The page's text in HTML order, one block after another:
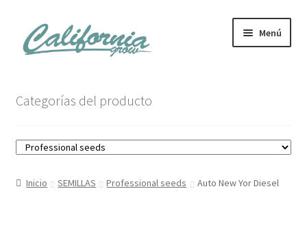
al
contenido
Menú
Carrito
Mi cuenta
Categorías del producto
Inicio SEMILLAS Professional seeds Auto New Yor Diesel